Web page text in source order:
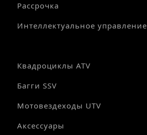
Рассрочка
Интеллектуальное управление
Квадроциклы ATV
Багги SSV
Мотовездеходы UTV
Аксессуары